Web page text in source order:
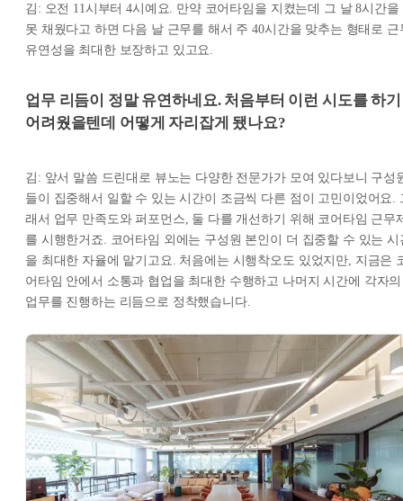
김: 오전 11시부터 4시예요. 만약 코어타임을 지켰는데 그 날 8시간을
못 채웠다고 하면 다음 날 근무를 해서 주 40시간을 맞추는 형태로 근
유연성을 최대한 보장하고 있고요.
업무 리듬이 정말 유연하네요. 처음부터 이런 시도를 하기
어려웠을텐데 어떻게 자리잡게 됐나요?
김: 앞서 말씀 드린대로 뷰노는 다양한 전문가가 모여 있다보니 구성
들이 집중해서 일할 수 있는 시간이 조금씩 다른 점이 고민이었어요.
래서 업무 만족도와 퍼포먼스, 둘 다를 개선하기 위해 코어타임 근무
를 시행한거죠. 코어타임 외에는 구성원 본인이 더 집중할 수 있는 시
을 최대한 자율에 맡기고요. 처음에는 시행착오도 있었지만, 지금은
어타임 안에서 소통과 협업을 최대한 수행하고 나머지 시간에 각자의
업무를 진행하는 리듬으로 정착했습니다.